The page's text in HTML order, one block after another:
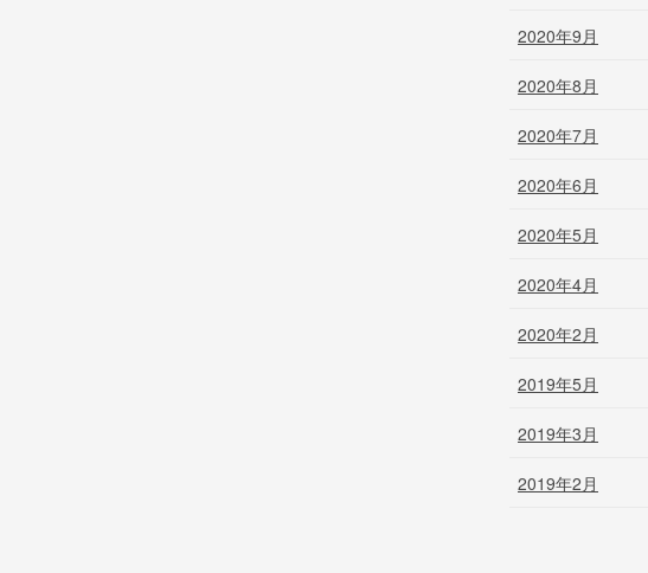
2020年9月
2020年8月
2020年7月
2020年6月
2020年5月
2020年4月
2020年2月
2019年5月
2019年3月
2019年2月